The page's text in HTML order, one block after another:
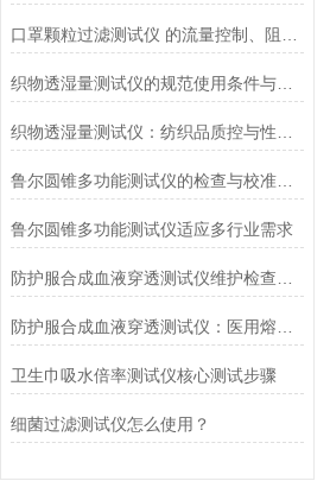
织物透湿量测试仪的规范使用条件与数据保障前提
鲁尔圆锥多功能测试仪的检查与校准流程
鲁尔圆锥多功能测试仪适应多行业需求
卫生巾吸水倍率测试仪核心测试步骤
细菌过滤测试仪怎么使用？